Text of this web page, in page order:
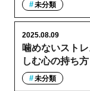
未分類
噛めないスト
しむ心の持ち方
2025.08.09
未分類